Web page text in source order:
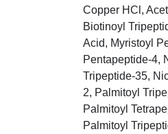
Copper HCl,
Biotinoyl
Acid, Myristoyl
Pentapeptide-4,
Tripeptide-35,
2, Palmitoyl
Palmitoyl
Palmitoyl